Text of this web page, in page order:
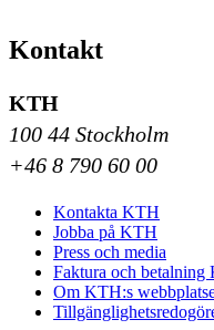
Kontakt
KTH
100 44 Stockholm
+46 8 790 60 00
Kontakta KTH
Jobba på KTH
Press och media
Faktura och betalning
Om KTH:s